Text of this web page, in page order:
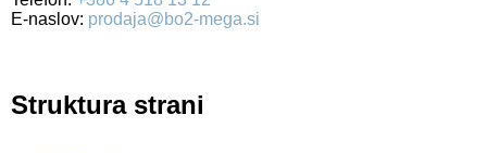
E-naslov: prodaja@bo2-mega.si
Struktura strani